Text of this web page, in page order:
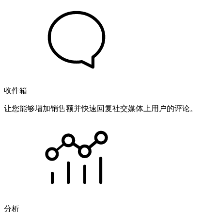
收件箱
让您能够增加销售额并快速回复社交媒体上用户的评论。
分析